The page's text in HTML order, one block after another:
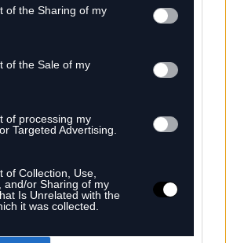
of the Sharing of my
of the Sale of my
of processing my
Targeted Advertising.
of Collection, Use,
and/or Sharing of my
Is Unrelated with the
it was collected.
arról, hogy azt, ami
sem történt, ki követhette
2025. szeptember 8.
volt bármilyen hivatalos
magukból. Ez azóta sem
több százezer vagy akár
felépítő és Tiszához kötődő
És ez olyannyira nem mindegy,
döntötte el.